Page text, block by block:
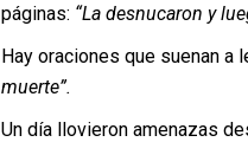
páginas: “La desnucaron y
Hay oraciones que suenan a
muerte”.
Un día llovieron amenazas